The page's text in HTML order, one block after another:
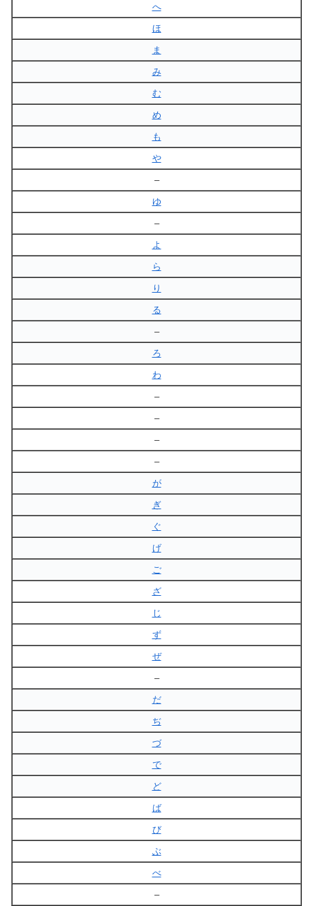
へ
ほ
ま
み
む
め
も
や
–
ゆ
–
よ
ら
り
る
–
ろ
わ
–
–
–
–
が
ぎ
ぐ
げ
ご
ざ
じ
ず
ぜ
–
だ
ぢ
づ
で
ど
ば
び
ぶ
べ
–